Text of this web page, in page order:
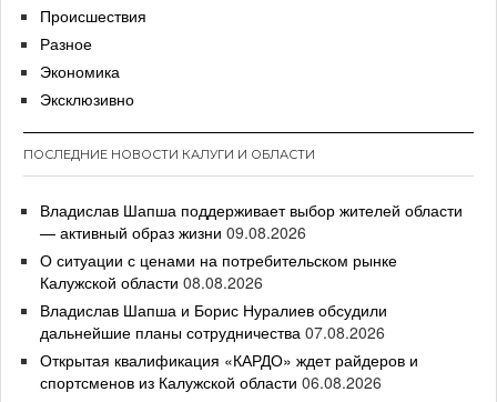
Происшествия
Разное
Экономика
Эксклюзивно
ПОСЛЕДНИЕ НОВОСТИ КАЛУГИ И ОБЛАСТИ
Владислав Шапша поддерживает выбор жителей области
— активный образ жизни 09.08.2026
О ситуации с ценами на потребительском рынке
Калужской области 08.08.2026
Владислав Шапша и Борис Нуралиев обсудили
дальнейшие планы сотрудничества 07.08.2026
Открытая квалификация «КАРДО» ждет райдеров и
спортсменов из Калужской области 06.08.2026